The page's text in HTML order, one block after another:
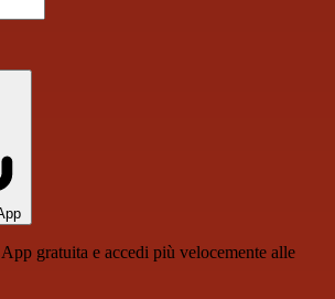
gratuita e accedi più velocemente alle